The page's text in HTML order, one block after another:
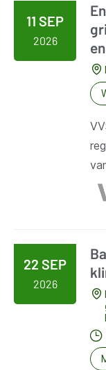
Resultaten
11 SEP
2026
22 SEP
2026